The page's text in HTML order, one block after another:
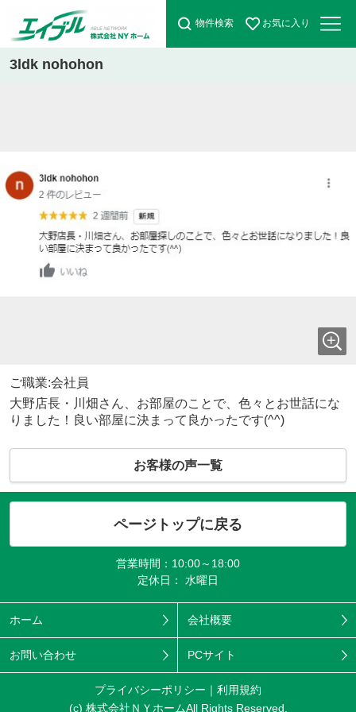
物件検索 お気に入り
3ldk nohohon
ご職業:会社員
大野店長・川畑さん、お部屋のことで、色々とお世話にな
りました！良い部屋に決まって良かったです(^^)
お客様の声一覧
ページトップに戻る
営業時間：10:00～18:00
定休日： 水曜日
ホーム 会社概要
お問い合わせ PCサイト
プライバシーポリシー
利用規約
(c) 株式会社ＮＹホームAll Rights Reserved.